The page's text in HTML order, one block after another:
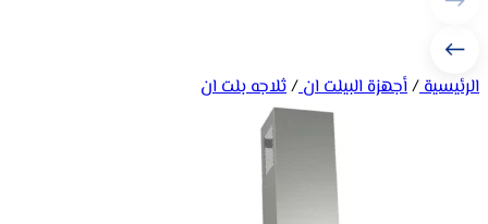
الرئيسية/أجهزة البيلت ان/ثلاجه بلت ان